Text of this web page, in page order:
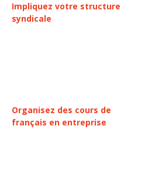
Impliquez votre structure
syndicale
Organisez des cours de
français en entreprise